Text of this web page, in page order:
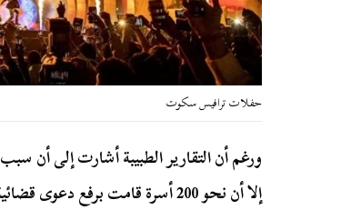
حفلات ترافيس سكوت
ورغم أن التقارير الطبيبة أشارت إلى أن